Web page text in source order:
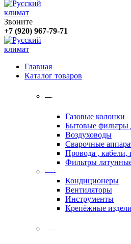
Звоните
+7 (920) 967-79-71
Главная
Каталог товаров
—-
Газовые колонки
Бытовые фильтры
Воздуховоды
Сварочные
Провода , кабели,
Фильтры
—-
Кондиционеры
Вентиляторы
Инструменты
Крепёжные
——